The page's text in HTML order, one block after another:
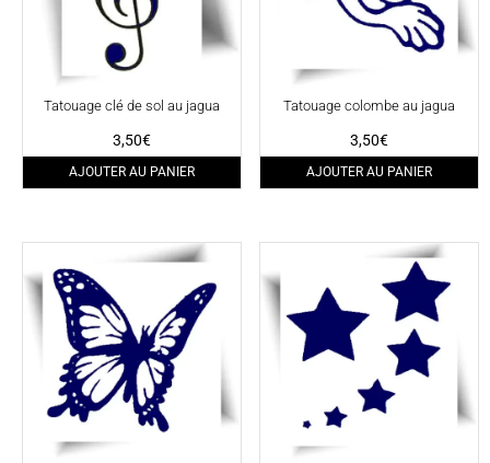
Tatouage clé de sol au jagua
3,50€
AJOUTER AU PANIER
Tatouage colombe au jagua
3,50€
AJOUTER AU PANIER